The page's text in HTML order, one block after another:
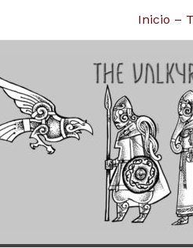
Inicio –